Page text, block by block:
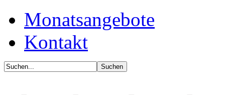
Monatsangebote
Kontakt